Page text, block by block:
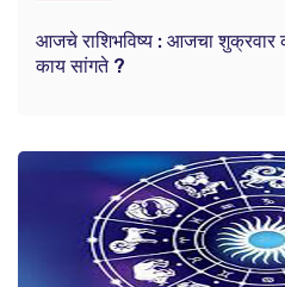
आजचे राशिभविष्य : आजचा शुक्रवार
काय सांगते ?